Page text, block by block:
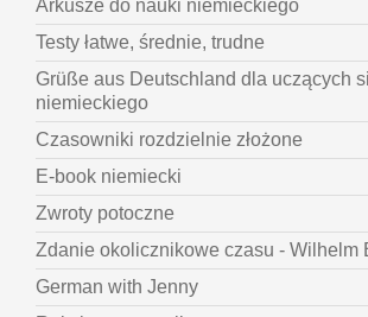
Arkusze do nauki niemieckiego
Testy łatwe, średnie, trudne
Grüße aus Deutschland dla uczących
niemieckiego
Czasowniki rozdzielnie złożone
E-book niemiecki
Zwroty potoczne
Zdanie okolicznikowe czasu - Wilhelm
German with Jenny